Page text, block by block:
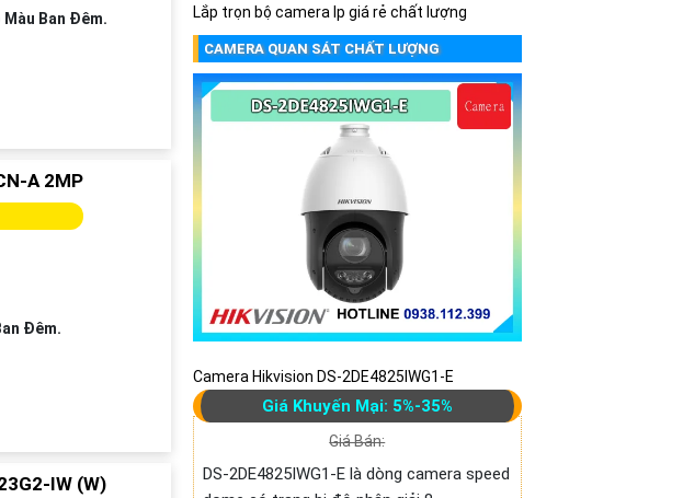
Ban Ðêm.
A 2MP
Ðêm.
IW (W)
Lắp trọn bộ camera Ip giá rẻ chất lượng
CAMERA QUAN SÁT CHẤT LƯỢNG
Camera Hikvision DS-2DE4825IWG1-E
Giá Khuyến Mại: 5%-35%
Giá Bán:
DS-2DE4825IWG1-E là dòng camera speed